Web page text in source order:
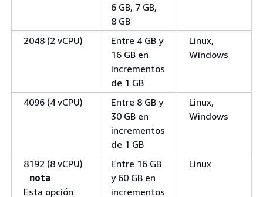
6 GB, 7 GB,
8 GB
2048 (2 vCPU)
Entre 4 GB y
16 GB en
incrementos
de 1 GB
Linux,
Windows
4096 (4 vCPU)
Entre 8 GB y
30 GB en
incrementos
de 1 GB
Linux,
Windows
8192 (8 vCPU)
nota
Esta opción
Entre 16 GB
y 60 GB en
incrementos
Linux